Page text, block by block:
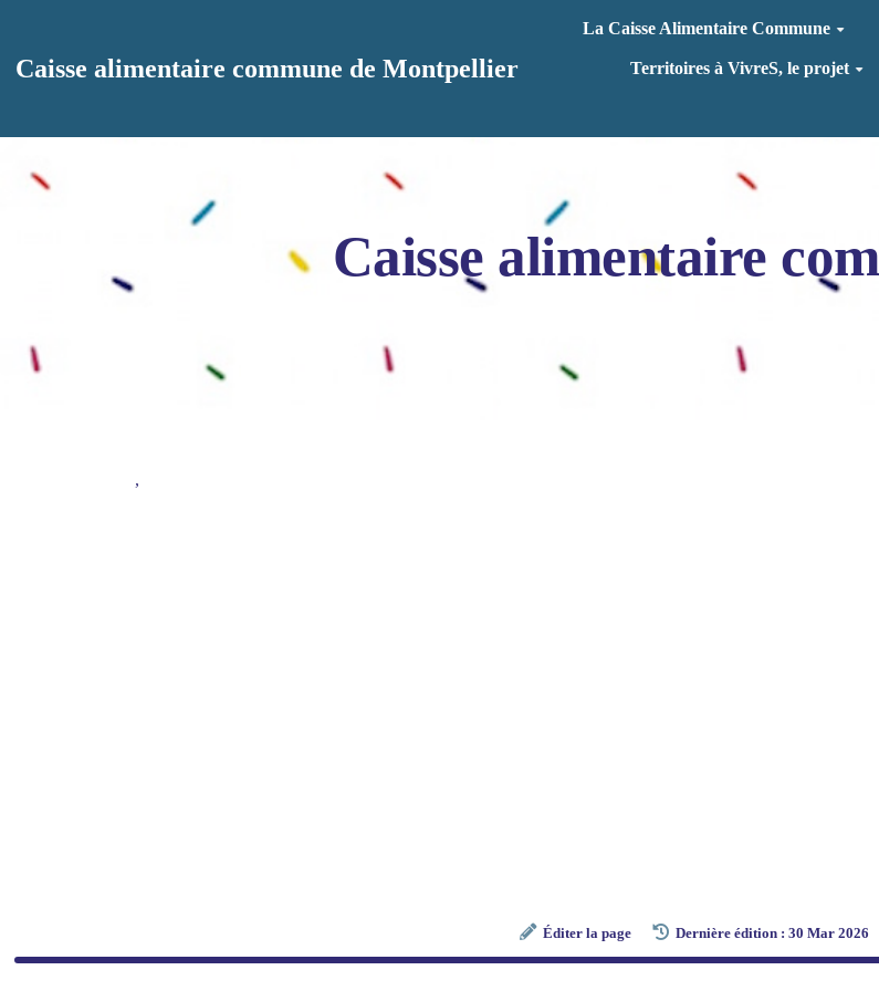
Caisse alimentaire commune de Montpellier
La Caisse Alimentaire Commune
Territoires à VivreS, le projet
Caisse alimentaire
,
Éditer la page Dernière édition : 30 Mar 2026